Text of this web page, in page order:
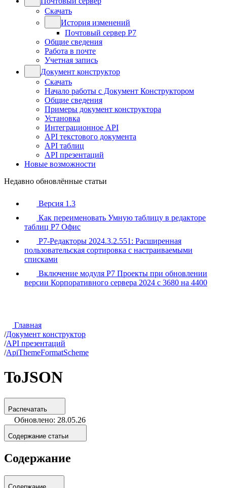
Скачать
История изменений
Почтовый сервер Р7
Общие сведения
Работа в почте
Учетная запись
Документ конструктор
Скачать
Начало работы с Документ Конструктором
Общие сведения
Примеры документ конструктора
Установка
Интеграционное API
API текстового документа
API таблиц
API презентаций
Новые возможности
Недавно обновлённые статьи
Версия 1.3
Как переименовать Умную таблицу в редакторе
таблиц Р7 Офис
Р7-Редакторы 2024.3.2.551: Расширенная
пользовательская сортировка с настраиваемыми
списками
Включение модуля Р7 Проекты при обновлении
версии Корпоративного сервера 2024 с 3680 на 4400
Главная
/Документ конструктор
/API презентаций
/ApiThemeFormatScheme
ToJSON
Распечатать
Обновлено: 28.05.26
Содержание статьи
Содержание